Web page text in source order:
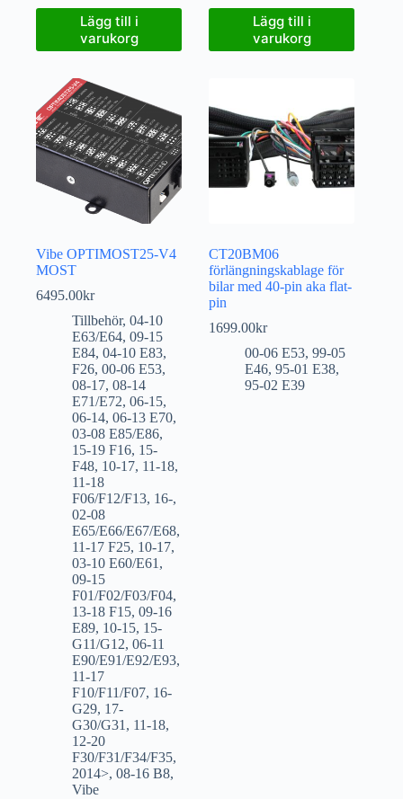
Lägg till i
varukorg
Lägg till i
varukorg
Vibe OPTIMOST25-V4
MOST
6495.00kr
Tillbehör, 04-10
E63/E64, 09-15
E84, 04-10 E83,
F26, 00-06 E53,
08-17, 08-14
E71/E72, 06-15,
06-14, 06-13 E70,
03-08 E85/E86,
15-19 F16, 15-
F48, 10-17, 11-18,
11-18
F06/F12/F13, 16-,
02-08
E65/E66/E67/E68,
11-17 F25, 10-17,
03-10 E60/E61 ,
09-15
F01/F02/F03/F04,
13-18 F15, 09-16
E89, 10-15, 15-
G11/G12, 06-11
E90/E91/E92/E93,
11-17
F10/F11/F07, 16-
G29, 17-
G30/G31 , 11-18,
12-20
F30/F31/F34/F35,
2014>, 08-16 B8,
Vibe
CT20BM06
förlängningskablage för
bilar med 40-pin aka flat-
pin
1699.00kr
00-06 E53,99-05
E46,95-01 E38,
95-02 E39